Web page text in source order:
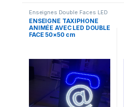
Enseignes Double Faces LED
ENSEIGNE TAXIPHONE
ANIMÉE AVEC LED DOUBLE
FACE 50×50 cm